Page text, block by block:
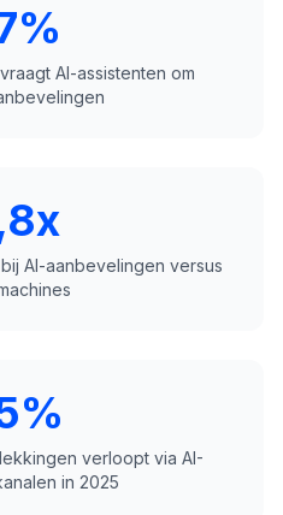
AI-assistenten om
AI-aanbevelingen versus
verloopt via AI-
in 2025